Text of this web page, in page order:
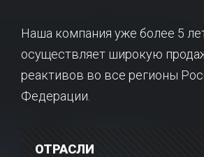
Наша компания уже более 5
осуществляет широкую
реактивов во все регионы
Федерации.
ОТРАСЛИ